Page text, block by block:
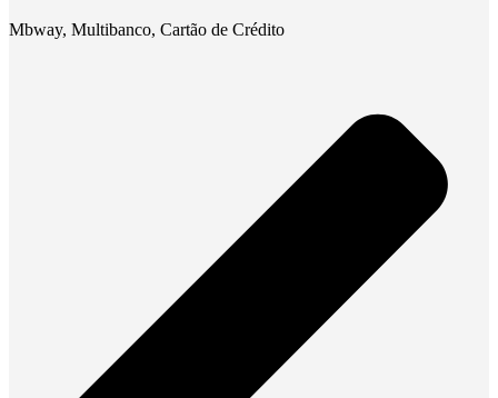
Mbway, Multibanco, Cartão de Crédito